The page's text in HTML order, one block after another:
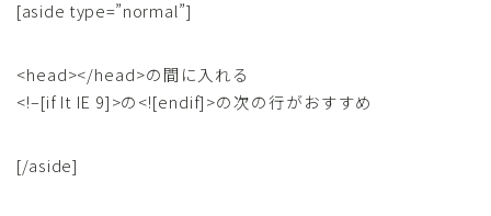
[aside type=”normal”]
<head></head>の間に入れる
<!–[if It IE 9]>の<![endif]>の次の行がおすすめ
[/aside]